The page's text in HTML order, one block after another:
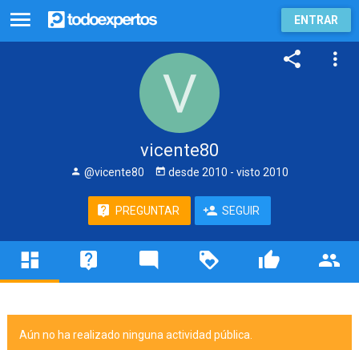
ENTRAR
vicente80
@vicente80 desde 2010 - visto 2010
PREGUNTAR SEGUIR
Aún no ha realizado ninguna actividad pública.